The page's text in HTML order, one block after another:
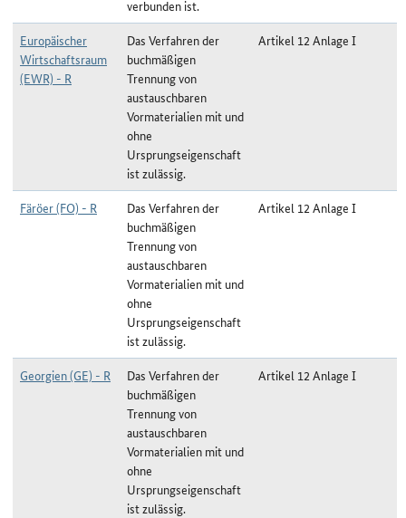
verbunden ist.
Europäischer
Wirtschaftsraum
(EWR) - R
Das Verfahren der
buchmäßigen
Trennung von
austauschbaren
Vormaterialien mit und
ohne
Ursprungseigenschaft
ist zulässig.
Artikel 12 Anlage I
Färöer (FO) - R
Das Verfahren der
buchmäßigen
Trennung von
austauschbaren
Vormaterialien mit und
ohne
Ursprungseigenschaft
ist zulässig.
Artikel 12 Anlage I
Georgien (GE) - R
Das Verfahren der
buchmäßigen
Trennung von
austauschbaren
Vormaterialien mit und
ohne
Ursprungseigenschaft
ist zulässig.
Artikel 12 Anlage I